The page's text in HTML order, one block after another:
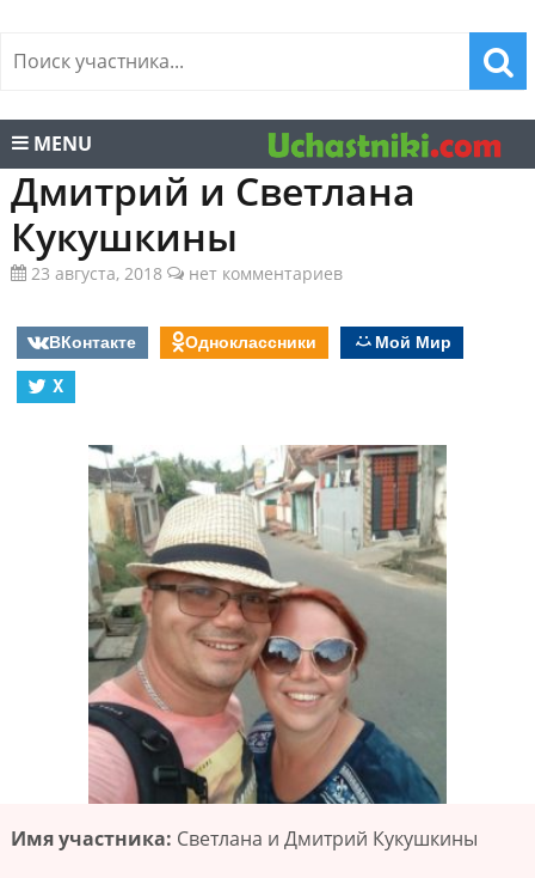
MENU
Дмитрий и Светлана
Кукушкины
23 августа, 2018 нет комментариев
ВКонтакте Одноклассники
Мой Мир
X
Имя участника: Светлана и Дмитрий Кукушкины